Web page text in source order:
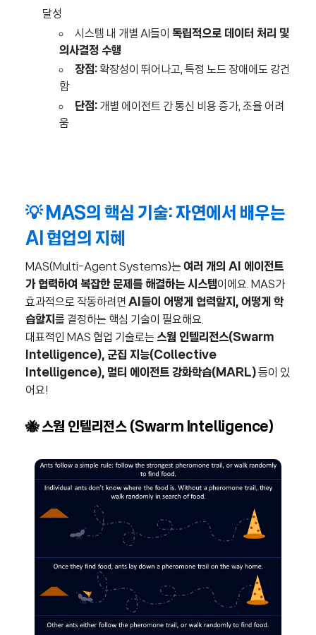
달성
시스템 내 개별 AI들이 독립적으로 데이터 처리 및
의사결정 수행
장점:확장성이 뛰어나고, 특정 노드 장애에도 강건
함
단점: 개별 에이전트 간 통신 비용 증가, 조율 어려
움
💡 MAS의 핵심 기술: 자연에서 배우는
AI 협업의 지혜
MAS(Multi-Agent Systems)는 여러 개의 AI 에이전트
가 협력하여 복잡한 문제를 해결하는 시스템이에요. MAS가
효과적으로 작동하려면 AI들이 어떻게 협력할지, 어떻게 학
습할지 를 결정하는 핵심 기술이 필요해요.
대표적인 MAS 협업 기술로는 스웜 인텔리전스(Swarm
Intelligence), 군집 지능(Collective
Intelligence), 멀티 에이전트 강화학습(MARL)등이 있
어요!
🐝스웜 인텔리전스 (Swarm Intelligence)